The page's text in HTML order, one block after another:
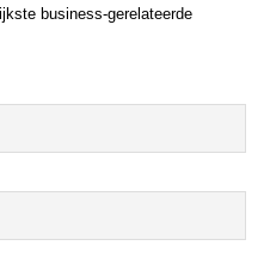
business-gerelateerde